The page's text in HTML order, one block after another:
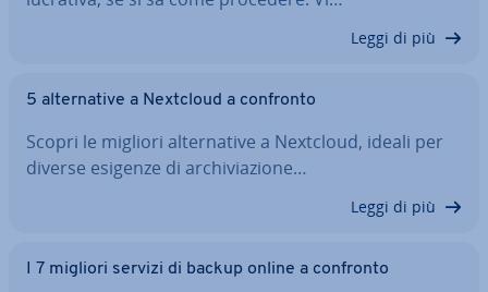
Leggi di più
5 al­ter­na­ti­ve a Nextcloud a confronto
Scopri le migliori al­ter­na­ti­ve a Nextcloud, ideali per
diverse esigenze di ar­chi­via­zio­ne…
Leggi di più
I 7 migliori servizi di backup online a confronto